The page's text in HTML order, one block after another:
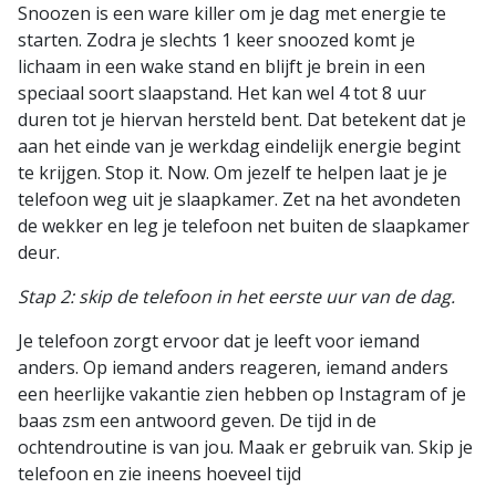
Snoozen is een ware killer om je dag met energie te
starten. Zodra je slechts 1 keer snoozed komt je
lichaam in een wake stand en blijft je brein in een
speciaal soort slaapstand. Het kan wel 4 tot 8 uur
duren tot je hiervan hersteld bent. Dat betekent dat je
aan het einde van je werkdag eindelijk energie begint
te krijgen. Stop it. Now. Om jezelf te helpen laat je je
telefoon weg uit je slaapkamer. Zet na het avondeten
de wekker en leg je telefoon net buiten de slaapkamer
deur.
Stap 2: skip de telefoon in het eerste uur van de dag.
Je telefoon zorgt ervoor dat je leeft voor iemand
anders. Op iemand anders reageren, iemand anders
een heerlijke vakantie zien hebben op Instagram of je
baas zsm een antwoord geven. De tijd in de
ochtendroutine is van jou. Maak er gebruik van. Skip je
telefoon en zie ineens hoeveel tijd